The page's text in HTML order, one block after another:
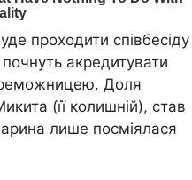
проходити співбесіду
почнуть акредитувати
Доля
(її колишній), став
лише посміялася